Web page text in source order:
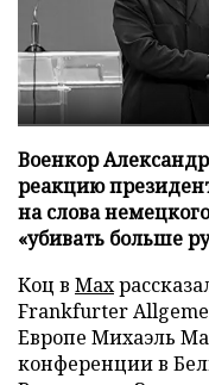
Военкор
реакцию
на слова
«убивать больше
Коц в Мах
Frankfurter
Европе Михаэль
конференции в